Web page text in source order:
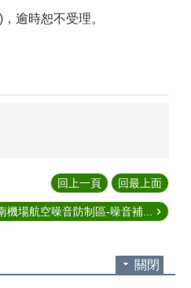
)，逾時恕不受理。
回上一頁 回最上面
機場航空噪音防制區-噪音補...
關閉